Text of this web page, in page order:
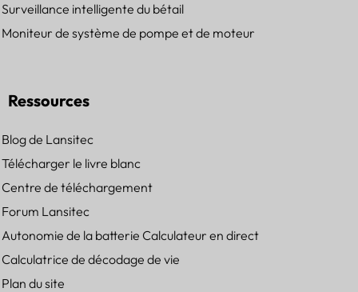
Surveillance intelligente du bétail
Moniteur de système de pompe et de moteur
Ressources
Blog de Lansitec
Télécharger le livre blanc
Centre de téléchargement
Forum Lansitec
Autonomie de la batterie Calculateur en direct
Calculatrice de décodage de vie
Plan du site